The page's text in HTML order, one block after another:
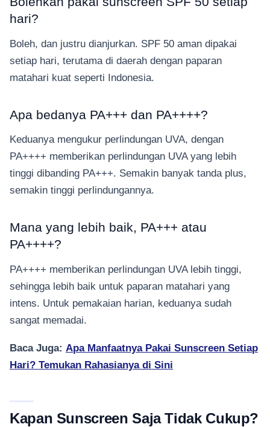
hari?
Boleh, dan justru dianjurkan. SPF 50 aman dipakai
setiap hari, terutama di daerah dengan paparan
matahari kuat seperti Indonesia.
Apa bedanya PA+++ dan PA++++?
Keduanya mengukur perlindungan UVA, dengan
PA++++ memberikan perlindungan UVA yang lebih
tinggi dibanding PA+++. Semakin banyak tanda plus,
semakin tinggi perlindungannya.
Mana yang lebih baik, PA+++ atau
PA++++?
PA++++ memberikan perlindungan UVA lebih tinggi,
sehingga lebih baik untuk paparan matahari yang
intens. Untuk pemakaian harian, keduanya sudah
sangat memadai.
Baca Juga: Apa Manfaatnya Pakai Sunscreen Setiap
Hari? Temukan Rahasianya di Sini
Kapan Sunscreen Saja Tidak Cukup?